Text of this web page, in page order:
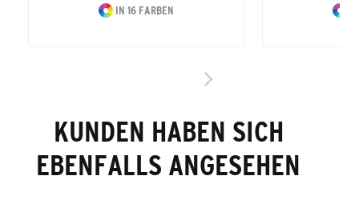
IN 16 FARBEN
KUNDEN HABEN SICH
EBENFALLS ANGESEHEN